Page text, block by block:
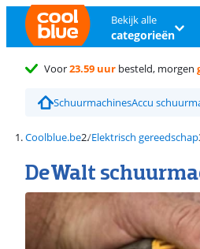
Bekijk alle
categorieën
Voor23.59 uur besteld, morgen
SchuurmachinesAccu
Coolblue.be Elektrisch gereedschap
DeWalt